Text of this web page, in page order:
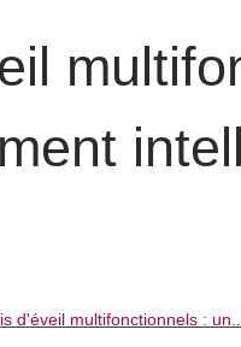
d'éveil multifonctionnels : un...